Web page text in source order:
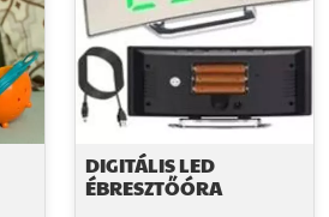
DIGITÁLIS LED
ÉBRESZTŐÓRA